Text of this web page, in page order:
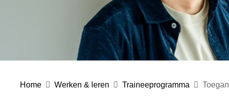
Home Werken & leren Traineeprogramma